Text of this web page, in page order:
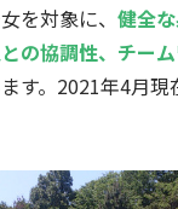
を対象に、 健全
の協調性、チー
す。2021年4月